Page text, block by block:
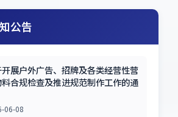
公告
展户外广告、招牌及各类经营性营
合规检查及推进规范制作工作的通
06-08